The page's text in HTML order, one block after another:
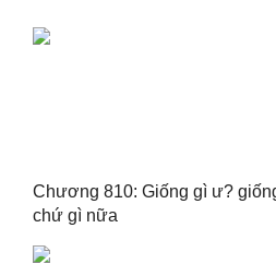
Chương 810: Giống gì ư?
chứ gì nữa